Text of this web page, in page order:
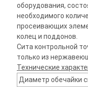
оборудования,
необходимого
просеивающих
колец и поддонов.
Сита контрольной
только из
Технические
Диаметр обечайки